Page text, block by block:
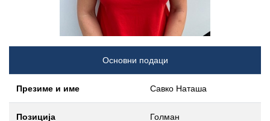
Основни подаци
Презиме и име Савко Наташа
Позиција Голман